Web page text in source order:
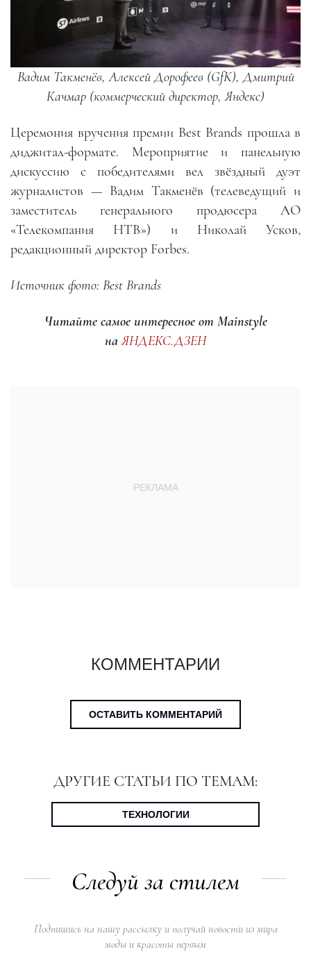
Вадим Такменёв, Алексей Дорофеев (GfK), Дмитрий
Качмар (коммерческий директор, Яндекс)
Церемония вручения премии Best Brands прошла в
диджитал-формате. Мероприятие и панельную
дискуссию с победителями вел звёздный дуэт
журналистов — Вадим Такменёв (телеведущий и
заместитель генерального продюсера АО
«Телекомпания НТВ») и Николай Усков,
редакционный директор Forbes.
Источник фото: Best Brands
Читайте самое интересное от Mainstyle
наЯНДЕКС.ДЗЕН
КОММЕНТАРИИ
ОСТАВИТЬ КОММЕНТАРИЙ
ДРУГИЕ СТАТЬИ ПО ТЕМАМ:
ТЕХНОЛОГИИ
Следуй за стилем
Подпишись на нашу рассылку и получай новости из мира
моды и красоты первым